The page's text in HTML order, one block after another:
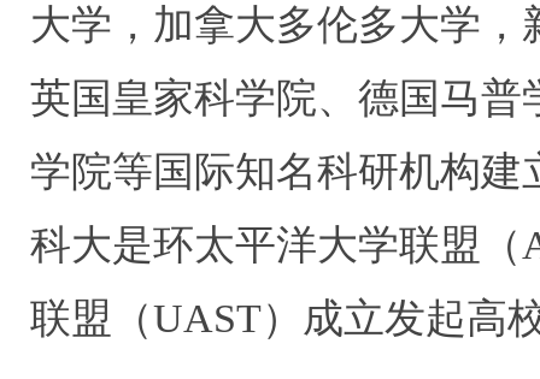
大学，加拿大多伦多大学
英国皇家科学院、德国马
学院等国际知名科研机构
科大是环太平洋大学联盟（
联盟（UAST）成立发起高